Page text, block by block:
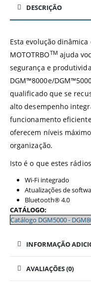
DESCRIÇÃO
Esta evolução
MOTOTRBOTM ajuda
segurança e
DGM™8000e/
qualificado que se
alto desempenho
funcionamento
oferecem níveis
organização.
Isto é o que estes
Wi-Fi integrado
Atualizações de
Bluetooth® 4.0
CATÁLOGO:
Catálogo DGM5000 -
INFORMAÇÃO
AVALIAÇÕES (0)